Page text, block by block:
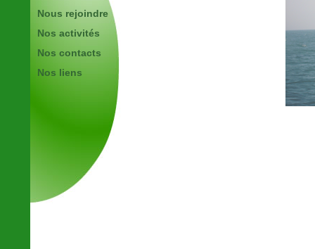
Nous rejoindre
Nos activités
Nos contacts
Nos liens